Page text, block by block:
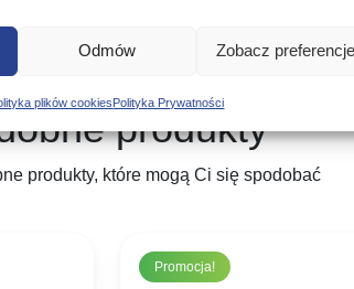
Odmów Zobacz preferencje
plików cookiesPolityka Prywatności
produkty
produkty, które mogą Ci się spodobać
Promocja!